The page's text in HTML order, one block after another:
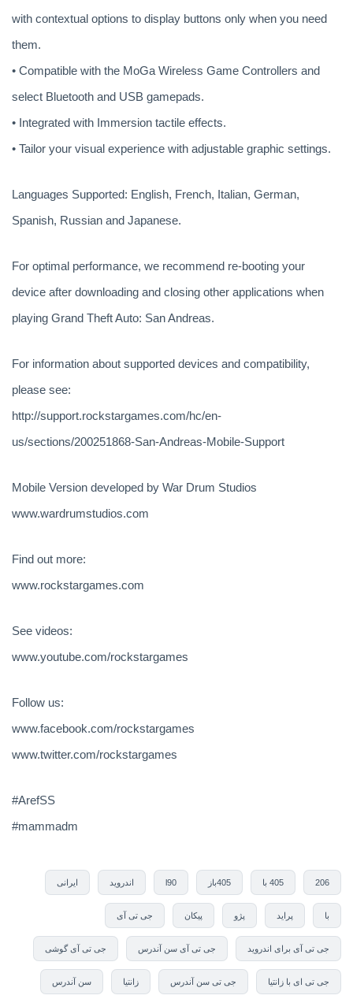
with contextual options to display buttons only when you need
them.
• Compatible with the MoGa Wireless Game Controllers and
select Bluetooth and USB gamepads.
• Integrated with Immersion tactile effects.
• Tailor your visual experience with adjustable graphic settings.
Languages Supported: English, French, Italian, German,
Spanish, Russian and Japanese.
For optimal performance, we recommend re-booting your
device after downloading and closing other applications when
playing Grand Theft Auto: San Andreas.
For information about supported devices and compatibility,
please see:
http://support.rockstargames.com/hc/en-
us/sections/200251868-San-Andreas-Mobile-Support
Mobile Version developed by War Drum Studios
www.wardrumstudios.com
Find out more:
www.rockstargames.com
See videos:
www.youtube.com/rockstargames
Follow us:
www.facebook.com/rockstargames
www.twitter.com/rockstargames
#ArefSS
#mammadm
206 405 با 405باز l90 اندروید ایرانی
با پراید پژو پیکان جی تی آی
جی تی آی برای اندروید جی تی آی سن آندرس جی تی آی گوشی
جی تی ای با زانتیا جی تی سن آندرس زانتیا سن آندرس